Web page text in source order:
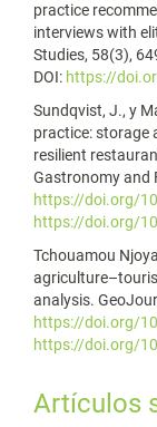
practice
interviews with
Studies, 58(3),
DOI: https://
Sundqvist, J., y
practice: storage
resilient
Gastronomy and
https://doi.org/
https://doi.org/
Tchouamou
analysis.
https://doi.org/
https://doi.org/
Artículos